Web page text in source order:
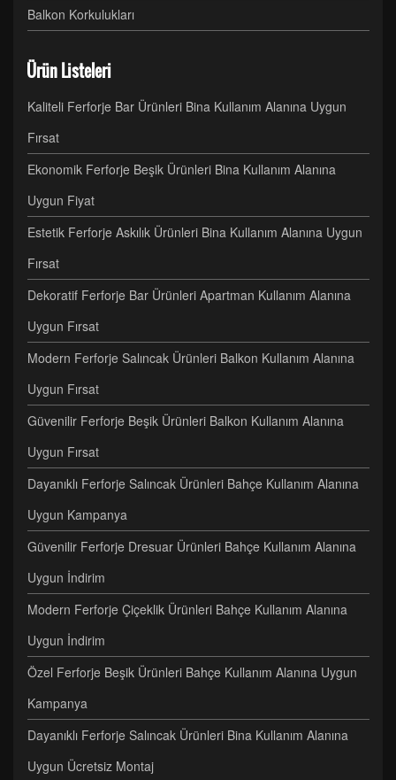
Balkon Korkulukları
Ürün Listeleri
Kaliteli Ferforje Bar Ürünleri Bina Kullanım Alanına Uygun
Fırsat
Ekonomik Ferforje Beşik Ürünleri Bina Kullanım Alanına
Uygun Fiyat
Estetik Ferforje Askılık Ürünleri Bina Kullanım Alanına Uygun
Fırsat
Dekoratif Ferforje Bar Ürünleri Apartman Kullanım Alanına
Uygun Fırsat
Modern Ferforje Salıncak Ürünleri Balkon Kullanım Alanına
Uygun Fırsat
Güvenilir Ferforje Beşik Ürünleri Balkon Kullanım Alanına
Uygun Fırsat
Dayanıklı Ferforje Salıncak Ürünleri Bahçe Kullanım Alanına
Uygun Kampanya
Güvenilir Ferforje Dresuar Ürünleri Bahçe Kullanım Alanına
Uygun İndirim
Modern Ferforje Çiçeklik Ürünleri Bahçe Kullanım Alanına
Uygun İndirim
Özel Ferforje Beşik Ürünleri Bahçe Kullanım Alanına Uygun
Kampanya
Dayanıklı Ferforje Salıncak Ürünleri Bina Kullanım Alanına
Uygun Ücretsiz Montaj